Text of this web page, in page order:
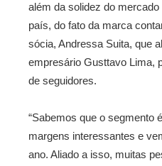
além da solidez do
país, do fato da marca
sócia, Andressa Suita, que
empresário Gusttavo Lima,
de seguidores.
“Sabemos que o segmento
margens interessantes e
ano. Aliado a isso, muitas